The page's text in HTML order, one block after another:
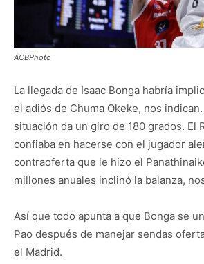
ACBPhoto
La llegada de Isaac Bonga habría
el adiós de Chuma Okeke, nos
situación da un giro de 180 grados. El
confiaba en hacerse con el jugador
contraoferta que le hizo el
millones anuales inclinó la balanza,
Así que todo apunta a que Bonga se
Pao después de manejar sendas
el Madrid.